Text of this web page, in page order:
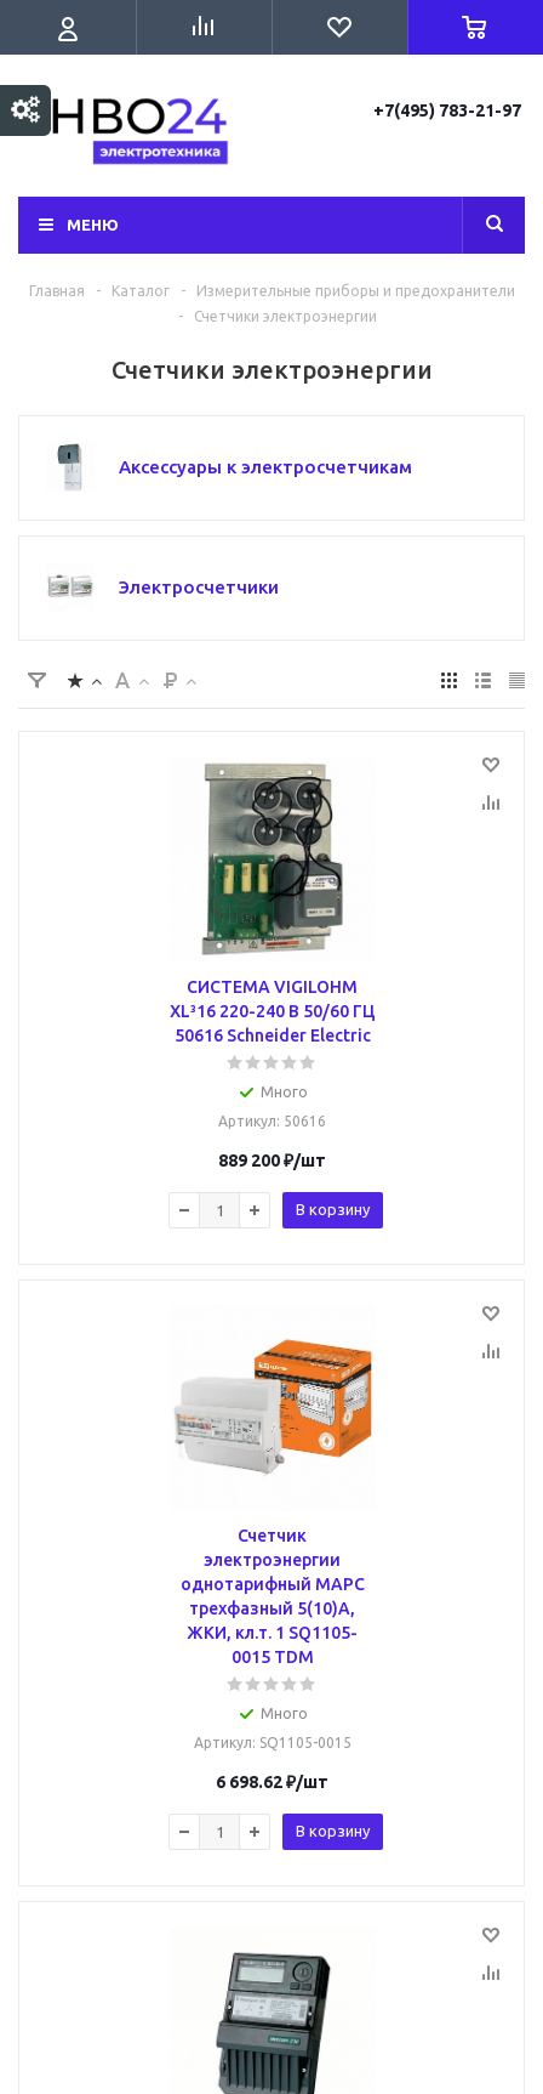
+7(495) 783-21-97
МЕНЮ
Главная - Каталог -
Измерительные приборы и предохранители
-
Счетчики электроэнергии
Счетчики электроэнергии
Аксессуары к электросчетчикам
Электросчетчики
СИСТЕМА VIGILOHM
XL³16 220-240 В 50/60 ГЦ
50616 Schneider Electric
Много
Артикул: 50616
889 200₽/шт
В корзину
Счетчик
электроэнергии
однотарифный МАРС
трехфазный 5(10)А,
ЖКИ, кл.т. 1 SQ1105-
0015 TDM
Много
Артикул: SQ1105-0015
6 698.62₽/шт
В корзину